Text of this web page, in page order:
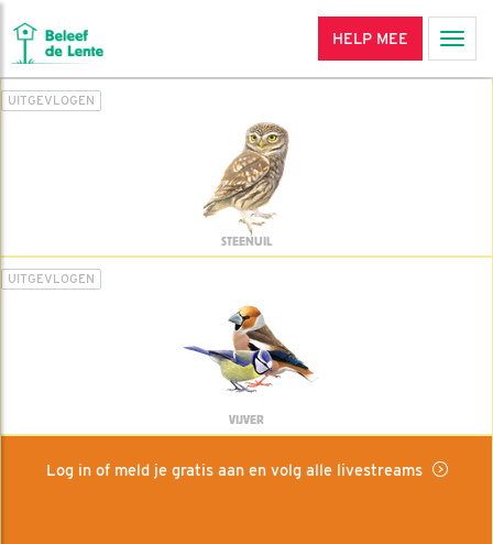
HELP MEE
UITGEVLOGEN
STEENUIL
UITGEVLOGEN
VIJVER
Log in of meld je gratis aan en volg alle livestreams